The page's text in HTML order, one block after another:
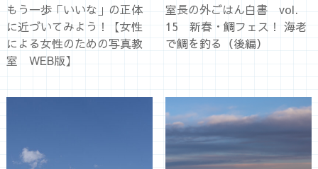
もう一歩「いいな」の正体
に近づいてみよう！【女性
による女性のための写真教
室 WEB版】
室長の外ごはん白書 vol.
15 新春・鯛フェス！ 海老
で鯛を釣る（後編）